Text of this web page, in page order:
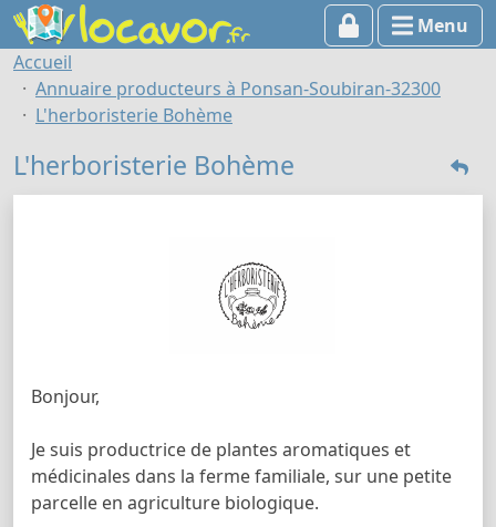
Menu
Accueil
Annuaire producteurs à Ponsan-Soubiran-32300
L'herboristerie Bohème
L'herboristerie Bohème
Bonjour,
Je suis productrice de plantes aromatiques et
médicinales dans la ferme familiale, sur une petite
parcelle en agriculture biologique.